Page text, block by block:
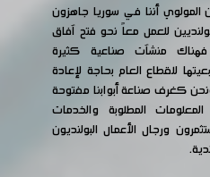
أننا في سوريا جاهزون
للعمل معاً نحو فتح آفاق
منشآت صناعية كثيرة
للقطاع العام بحاجة لإعادة
كغرف صناعة أبوابنا مفتوحة
المطلوبة والخدمات
ورجال الأعمال البولنديون